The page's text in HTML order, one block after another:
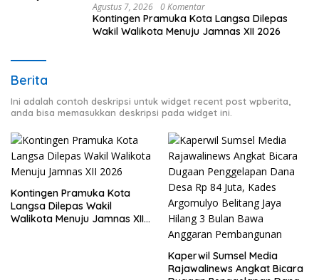
Agustus 7, 2026 0 Komentar
Kontingen Pramuka Kota Langsa Dilepas
Wakil Walikota Menuju Jamnas XII 2026
Berita
Ini adalah contoh deskripsi untuk widget recent post wpberita,
anda bisa memasukkan deskripsi pada widget ini.
Kontingen Pramuka Kota
Langsa Dilepas Wakil
Walikota Menuju Jamnas XII
Kaperwil Sumsel Media
Rajawalinews Angkat Bicara